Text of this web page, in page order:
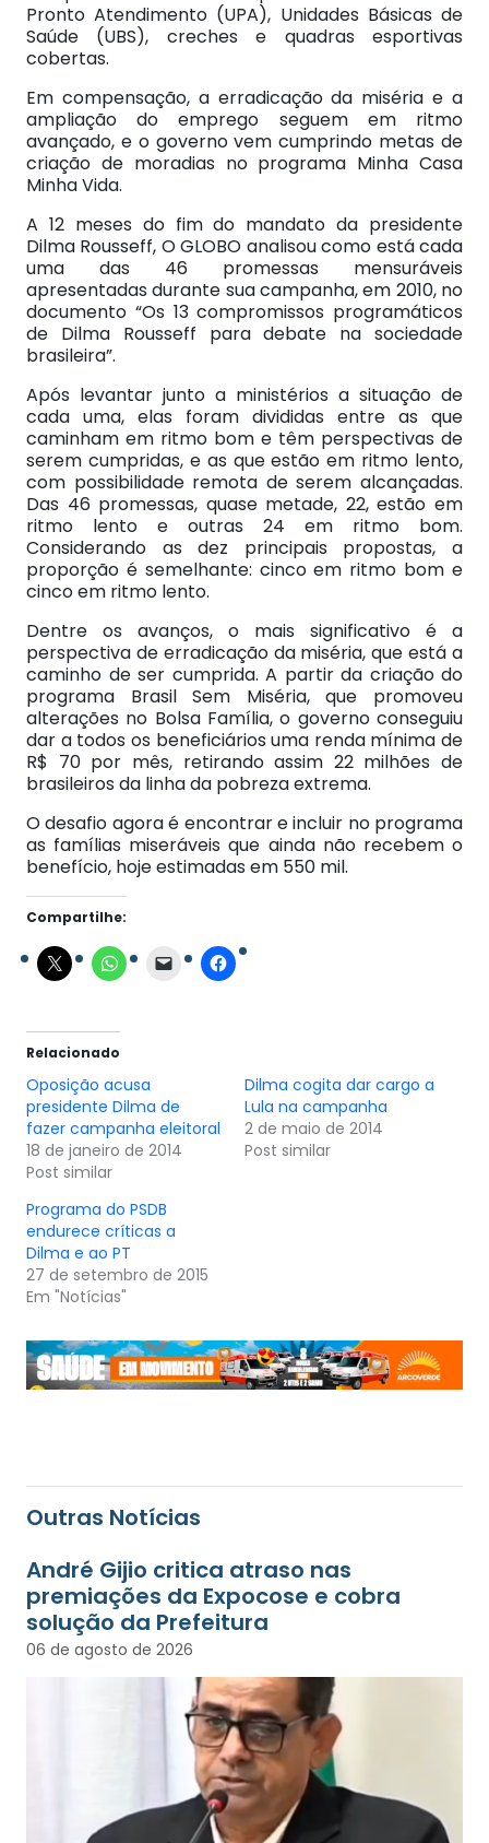
Pronto Atendimento (UPA), Unidades Básicas de
Saúde (UBS), creches e quadras esportivas
cobertas.
Em compensação, a erradicação da miséria e a
ampliação do emprego seguem em ritmo
avançado, e o governo vem cumprindo metas de
criação de moradias no programa Minha Casa
Minha Vida.
A 12 meses do fim do mandato da presidente
Dilma Rousseff, O GLOBO analisou como está cada
uma das 46 promessas mensuráveis
apresentadas durante sua campanha, em 2010, no
documento “Os 13 compromissos programáticos
de Dilma Rousseff para debate na sociedade
brasileira”.
Após levantar junto a ministérios a situação de
cada uma, elas foram divididas entre as que
caminham em ritmo bom e têm perspectivas de
serem cumpridas, e as que estão em ritmo lento,
com possibilidade remota de serem alcançadas.
Das 46 promessas, quase metade, 22, estão em
ritmo lento e outras 24 em ritmo bom.
Considerando as dez principais propostas, a
proporção é semelhante: cinco em ritmo bom e
cinco em ritmo lento.
Dentre os avanços, o mais significativo é a
perspectiva de erradicação da miséria, que está a
caminho de ser cumprida. A partir da criação do
programa Brasil Sem Miséria, que promoveu
alterações no Bolsa Família, o governo conseguiu
dar a todos os beneficiários uma renda mínima de
R$ 70 por mês, retirando assim 22 milhões de
brasileiros da linha da pobreza extrema.
O desafio agora é encontrar e incluir no programa
as famílias miseráveis que ainda não recebem o
benefício, hoje estimadas em 550 mil.
Compartilhe:
Relacionado
Oposição acusa
presidente Dilma de
fazer campanha eleitoral
18 de janeiro de 2014
Post similar
Dilma cogita dar cargo a
Lula na campanha
2 de maio de 2014
Post similar
Programa do PSDB
endurece críticas a
Dilma e ao PT
27 de setembro de 2015
Em "Notícias"
Outras Notícias
André Gijio critica atraso nas
premiações da Expocose e cobra
solução da Prefeitura
06 de agosto de 2026